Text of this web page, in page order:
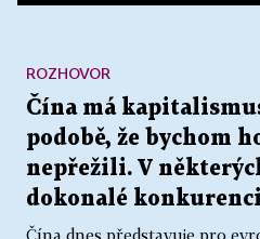
Čína má
podobě, že bychom
nepřežili. V
dokonalé konkurenci
Čína dnes představuje pro
ROZHOVOR